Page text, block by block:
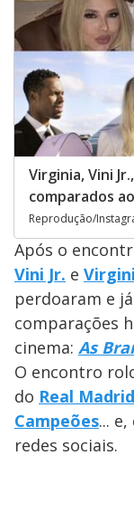
Virginia, Vini
comparados
Reprodução/
Após o
Vini Jr. e
perdoaram e
comparações
cinema: As
O encontro
do Real Madrid
Campeões...
redes sociais.